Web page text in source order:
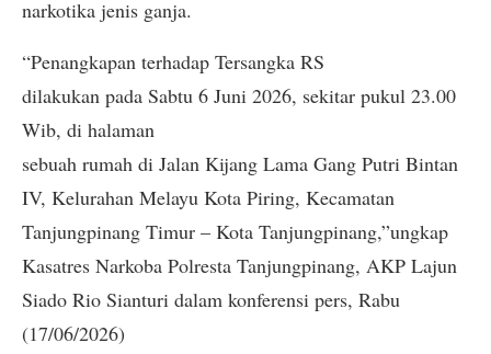
narkotika jenis ganja.
“Penangkapan terhadap Tersangka RS
dilakukan pada Sabtu 6 Juni 2026, sekitar pukul 23.00
Wib, di halaman
sebuah rumah di Jalan Kijang Lama Gang Putri Bintan
IV, Kelurahan Melayu Kota Piring, Kecamatan
Tanjungpinang Timur – Kota Tanjungpinang,”ungkap
Kasatres Narkoba Polresta Tanjungpinang, AKP Lajun
Siado Rio Sianturi dalam konferensi pers, Rabu
(17/06/2026)